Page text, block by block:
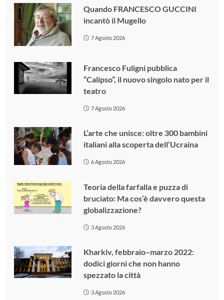
Quando FRANCESCO GUCCINI
incantò il Mugello
7 Agosto 2026
Francesco Fuligni pubblica
“Calipso”, il nuovo singolo nato per il
teatro
7 Agosto 2026
L’arte che unisce: oltre 300 bambini
italiani alla scoperta dell’Ucraina
6 Agosto 2026
Teoria della farfalla e puzza di
bruciato: Ma cos’è davvero questa
globalizzazione?
3 Agosto 2026
Kharkiv, febbraio–marzo 2022:
dodici giorni che non hanno
spezzato la città
3 Agosto 2026